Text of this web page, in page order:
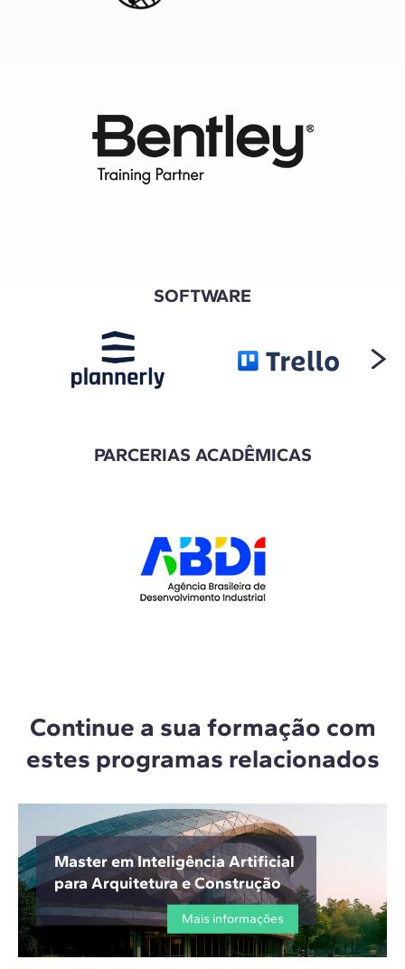
SOFTWARE
PARCERIAS ACADÊMICAS
Continue a sua formação com
estes programas relacionados
Master em Inteligência Artificial
para Arquitetura e Construção
Mais informações